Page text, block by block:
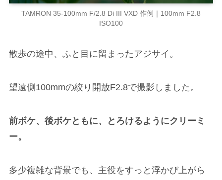
TAMRON 35-100mm F/2.8 Di III VXD 作例｜100mm F2.8
ISO100
散歩の途中、ふと目に留まったアジサイ。
望遠側100mmの絞り開放F2.8で撮影しました。
前ボケ、後ボケともに、とろけるようにクリーミ
ー。
多少複雑な背景でも、主役をすっと浮かび上がら